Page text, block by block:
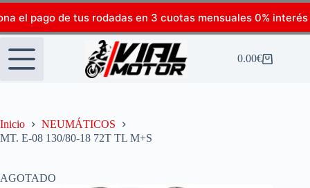
el pago de tus rodadas en 3 cuotas mensuales 0% interés
0.00€
Inicio
NEUMÁTICOS
MT. E-08 130/80-18 72T TL M+S
AGOTADO